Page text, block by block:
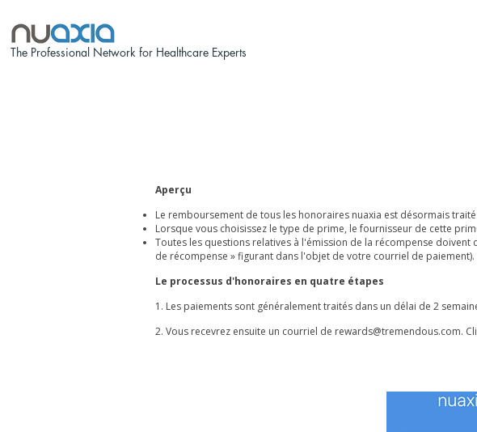
The Professional Network for Healthcare Experts
Aperçu
Le remboursement de tous les honoraires nuaxia est désormais
Lorsque vous choisissez le type de prime, le fournisseur de cette
Toutes les questions relatives à l'émission de la récompense
de récompense » figurant dans l'objet de votre courriel de paiement).
Le processus d'honoraires en quatre étapes
1. Les paiements sont généralement traités dans un délai de 2
2. Vous recevrez ensuite un courriel de rewards@tremendous.com.